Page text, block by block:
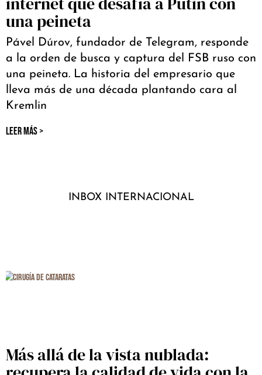
una peineta
Pável Dúrov, fundador de Telegram, responde
a la orden de busca y captura del FSB ruso con
una peineta. La historia del empresario que
lleva más de una década plantando cara al
Kremlin
LEER MÁS >
INBOX INTERNACIONAL
Más allá de la vista nublada: